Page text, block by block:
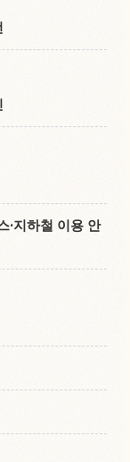
·지하철 이용 안